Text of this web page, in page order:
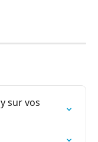
sur vos